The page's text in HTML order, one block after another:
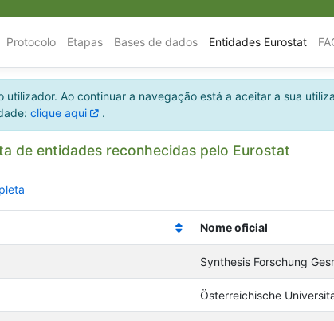
Protocolo Etapas Bases de dados Entidades Eurostat
Ao continuar a navegação está a aceitar a sua
clique aqui .
de entidades reconhecidas pelo Eurostat
Nome oficial
Synthesis Forschung
Österreichische